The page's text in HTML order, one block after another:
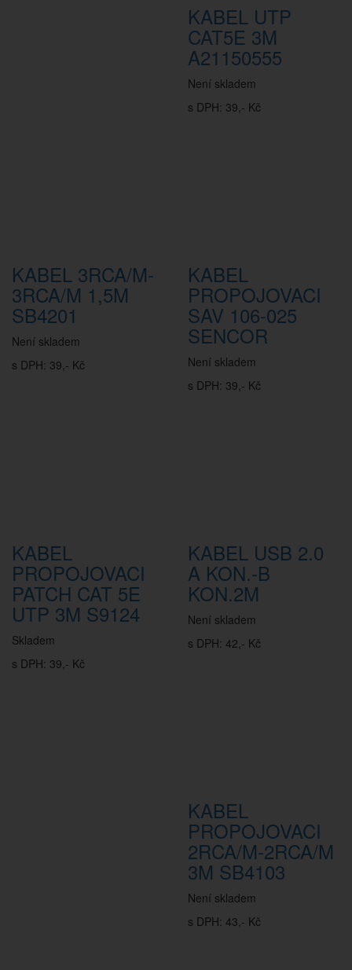
KABEL UTP
CAT5E 3M
A21150555
Není skladem
s DPH: 39,- Kč
KABEL 3RCA/M-
3RCA/M 1,5M
SB4201
Není skladem
s DPH: 39,- Kč
KABEL
PROPOJOVACI
SAV 106-025
SENCOR
Není skladem
s DPH: 39,- Kč
KABEL
PROPOJOVACI
PATCH CAT 5E
UTP 3M S9124
Skladem
s DPH: 39,- Kč
KABEL USB 2.0
A KON.-B
KON.2M
Není skladem
s DPH: 42,- Kč
KABEL
PROPOJOVACI
2RCA/M-2RCA/M
3M SB4103
Není skladem
s DPH: 43,- Kč